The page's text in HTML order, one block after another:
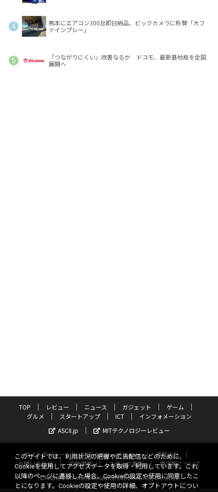
熊本にエアコン300台即日納品、ビックカメラに称賛「大フ
ァインプレー」
「つながりにくい」改善なるか ドコモ、最新基地局を全国
展開へ
TOP レビュー ニュース ガジェット
ゲーム
グルメ
スタートアップ ICT
インフォメーション
ASCII.jp
MITテクノロジーレビュー
サイトポリシー プライバシーポリシー
運営会社
お問い合わせ
広告掲載 スタッフ募集
電子版について
©KADOKAWA ASCII Research Laboratories, Inc. 2026
このサイトでは、利用状況の把握や広告配信などのために、
Cookieを使用してアクセスデータを取得・利用しています。これ
以降のページに遷移した場合、Cookieの設定や使用に同意したこ
とになります。Cookieの設定や使用の詳細、オプトアウトについ